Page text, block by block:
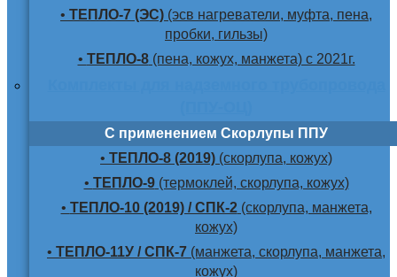
• ТЕПЛО-7 (ЭС) (эсв нагреватели, муфта, пена,
пробки, гильзы)
• ТЕПЛО-8(пена, кожух, манжета) с 2021г.
С применением Скорлупы ППУ
• ТЕПЛО-8 (2019) (скорлупа, кожух)
• ТЕПЛО-9(термоклей, скорлупа, кожух)
• ТЕПЛО-10 (2019) / СПК-2(скорлупа, манжета,
кожух)
• ТЕПЛО-11У / СПК-7 (манжета, скорлупа, манжета,
кожух)